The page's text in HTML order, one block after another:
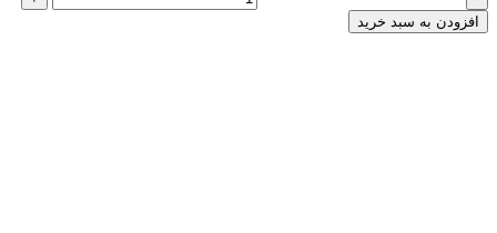
افزودن به سبد خرید